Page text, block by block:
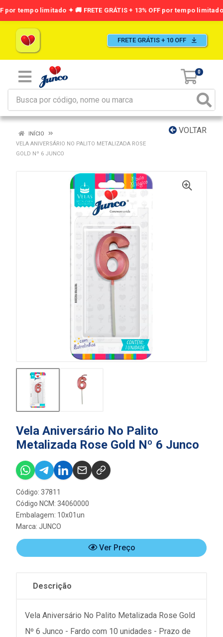
FRETE GRÁTIS + 10 OFF
0
VOLTAR
INÍCIO
VELA ANIVERSÁRIO NO PALITO METALIZADA ROSE
GOLD Nº 6 JUNCO
Vela Aniversário No Palito
Metalizada Rose Gold Nº 6 Junco
Código: 37811
Código NCM: 34060000
Embalagem: 10x01un
Marca: JUNCO
Ver Preço
Descrição
Vela Aniversário No Palito Metalizada Rose Gold
Nº 6 Junco - Fardo com 10 unidades - Prazo de